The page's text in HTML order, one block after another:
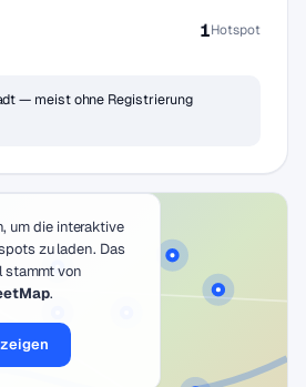
1Hotspot
— meist ohne Registrierung
um die interaktive
zu laden. Das
stammt von
.